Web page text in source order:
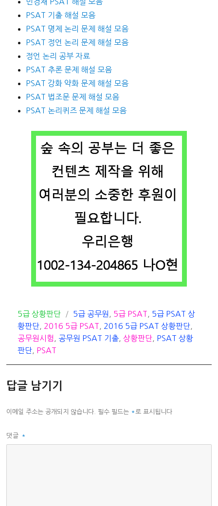
PSAT 기출 해설 모음
PSAT 명제 논리 문제 해설 모음
PSAT 정언 논리 문제 해설 모음
정언 논리 공부 자료
PSAT 추론 문제 해설 모음
PSAT 강화 약화 문제 해설 모음
PSAT 법조문 문제 해설 모음
PSAT 논리퀴즈 문제 해설 모음
카
테
고
리
5급 상황판단
태
그
5급 공무원 5급 PSAT
5급 PSAT 상
황판단
2016 5급 PSAT 2016 5급 PSAT 상황판단
공무원시험
공무원 PSAT 기출 ,상황판단
PSAT 상황
판단
PSAT
답글 남기기
이메일 주소는 공개되지 않습니다. 필수 필드는 *로 표시됩니다
댓글 *